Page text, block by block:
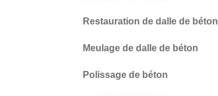
Restauration de dalle de béton
Meulage de dalle de béton
Polissage de béton